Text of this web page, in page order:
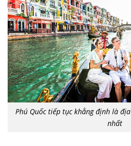
Phú Quốc tiếp tục khẳng định là
nhất